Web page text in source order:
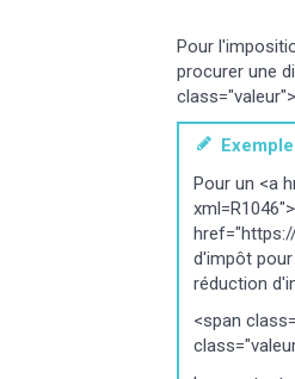
Pour
procurer une
Exemple
Pour un <a
d'impôt
réduction
<span